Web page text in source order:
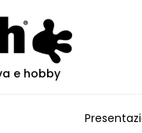
e hobby